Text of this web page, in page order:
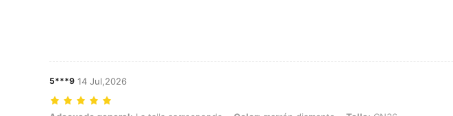
5***9 14 Jul,2026